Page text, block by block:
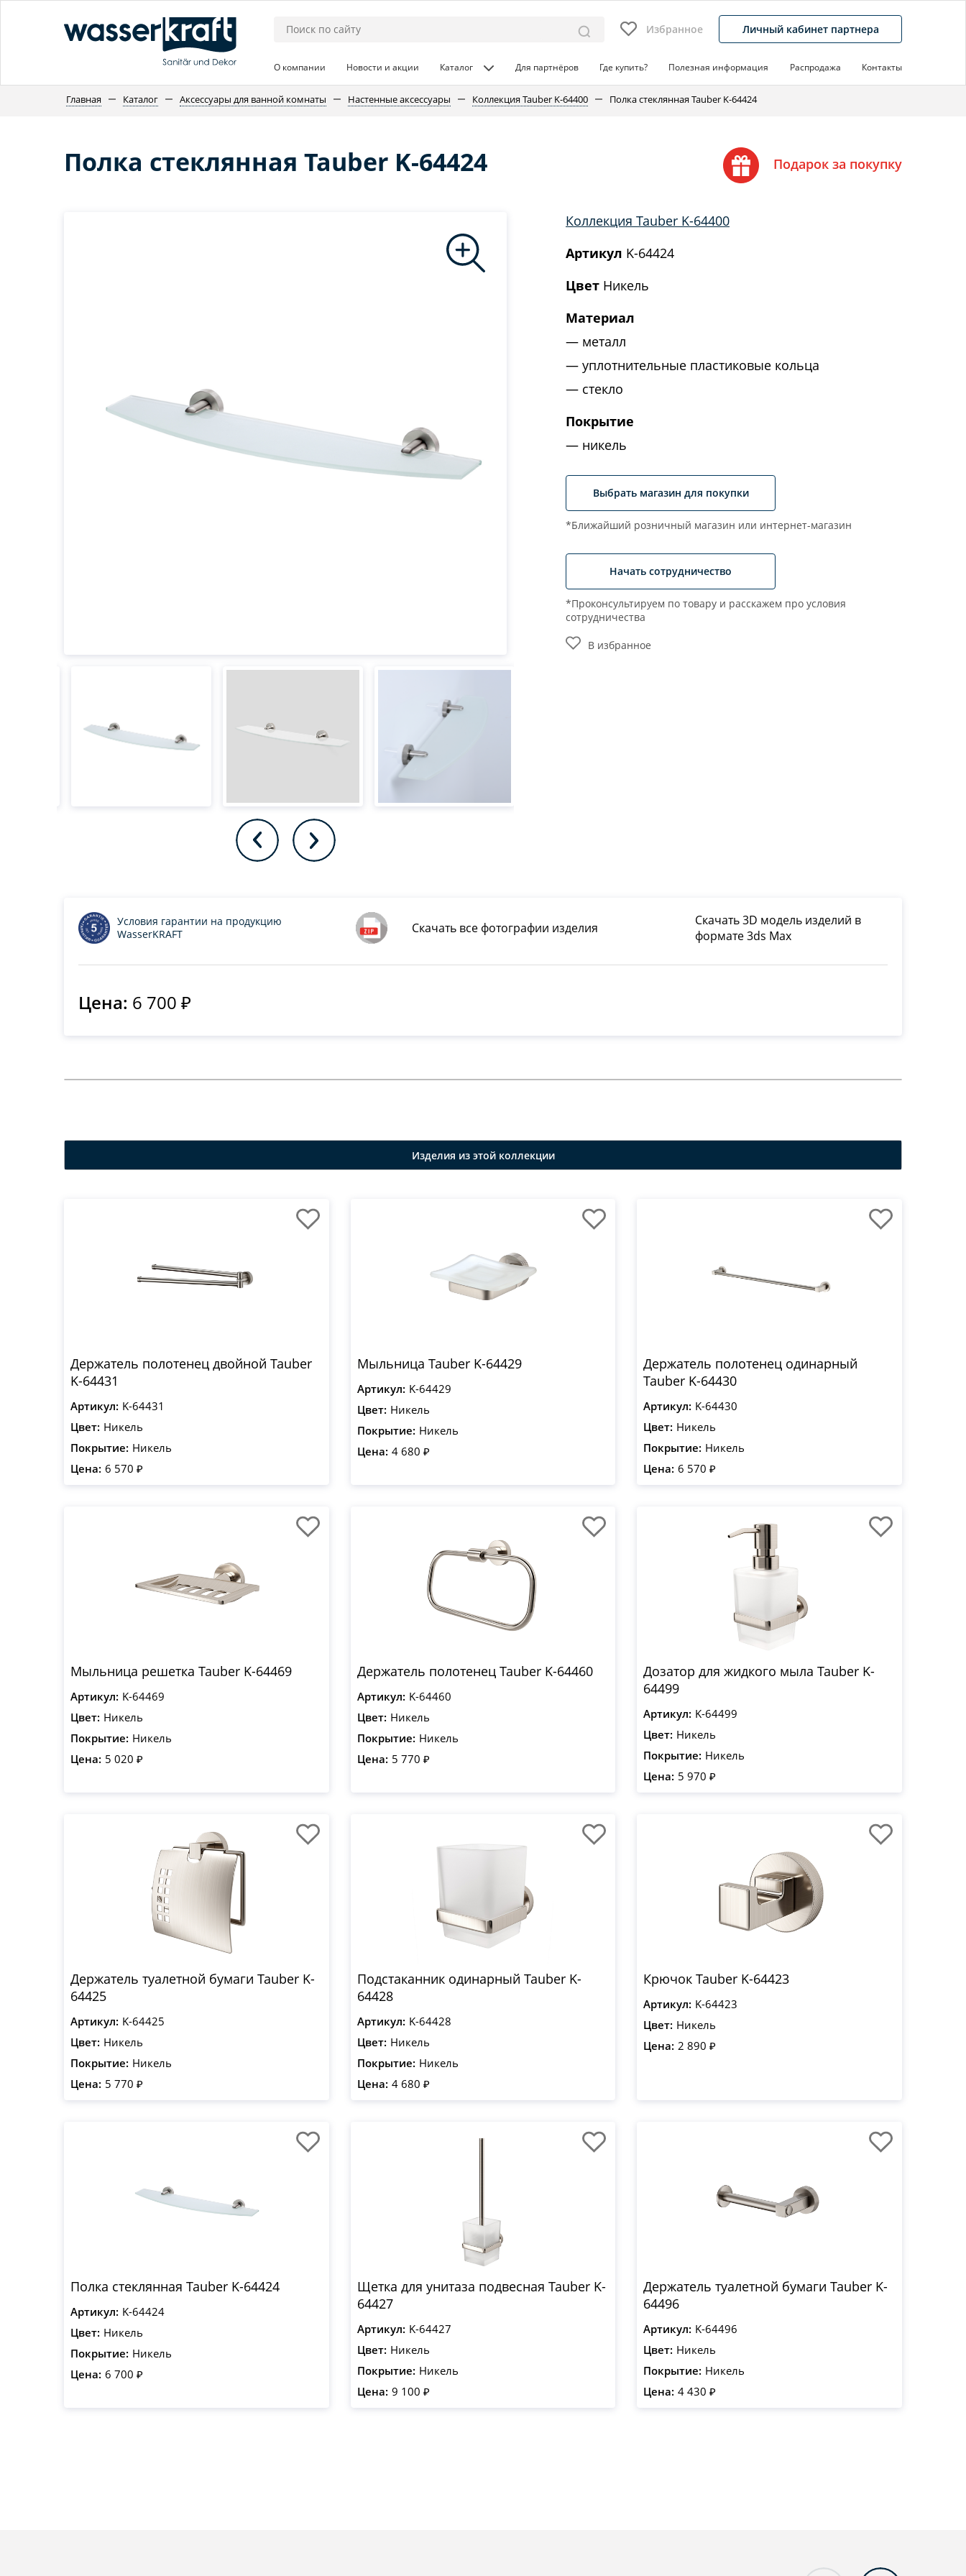
Избранное Личный кабинет партнера
О компании Новости и акции Каталог Для партнёров Где купить? Полезная информация Распродажа Контакты
Главная Каталог Аксессуары для ванной комнаты Настенные аксессуары Коллекция Tauber K-64400 Полка стеклянная Tauber K-64424
Полка стеклянная Tauber K-64424 Подарок за покупку
Коллекция Tauber K-64400
Артикул K-64424
Цвет Никель
Материал
металл
уплотнительные пластиковые кольца
стекло
Покрытие
никель
Выбрать магазин для покупки
*Ближайший розничный магазин или интернет-магазин
Начать сотрудничество
*Проконсультируем по товару и расскажем про условия
сотрудничества
В избранное
Скачать все фотографии изделия
Скачать 3D модель изделий в
формате 3ds Max
Условия гарантии на продукцию
WasserKRAFT
Цена: 6 700 ₽
Изделия из этой коллекции
Держатель полотенец двойной Tauber
K-64431
Артикул: K-64431
Цвет: Никель
Покрытие: Никель
Цена: 6 570 ₽
Мыльница Tauber K-64429
Артикул: K-64429
Цвет: Никель
Покрытие: Никель
Цена: 4 680 ₽
Держатель полотенец одинарный
Tauber K-64430
Артикул: K-64430
Цвет: Никель
Покрытие: Никель
Цена: 6 570 ₽
Мыльница решетка Tauber K-64469
Артикул: K-64469
Цвет: Никель
Покрытие: Никель
Цена: 5 020 ₽
Держатель полотенец Tauber K-64460
Артикул: K-64460
Цвет: Никель
Покрытие: Никель
Цена: 5 770 ₽
Дозатор для жидкого мыла Tauber K-
64499
Артикул: K-64499
Цвет: Никель
Покрытие: Никель
Цена: 5 970 ₽
Держатель туалетной бумаги Tauber K-
64425
Артикул: K-64425
Цвет: Никель
Покрытие: Никель
Цена: 5 770 ₽
Подстаканник одинарный Tauber K-
64428
Артикул: K-64428
Цвет: Никель
Покрытие: Никель
Цена: 4 680 ₽
Крючок Tauber K-64423
Артикул: K-64423
Цвет: Никель
Цена: 2 890 ₽
Полка стеклянная Tauber K-64424
Артикул: K-64424
Цвет: Никель
Покрытие: Никель
Цена: 6 700 ₽
Щетка для унитаза подвесная Tauber K-
64427
Артикул: K-64427
Цвет: Никель
Покрытие: Никель
Цена: 9 100 ₽
Держатель туалетной бумаги Tauber K-
64496
Артикул: K-64496
Цвет: Никель
Покрытие: Никель
Цена: 4 430 ₽